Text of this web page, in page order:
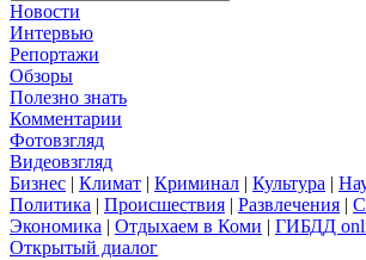
Новости
Интервью
Репортажи
Обзоры
Полезно знать
Комментарии
Фотовзгляд
Видеовзгляд
Бизнес | Климат | Криминал | Культура |
Политика | Происшествия | Развлечения |
Экономика | Отдыхаем в Коми | ГИБДД
Открытый диалог